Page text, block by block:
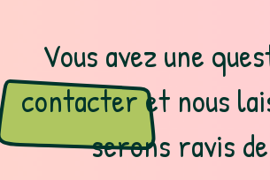
Vous avez une
contacter et nous
serons ravis